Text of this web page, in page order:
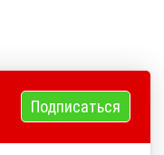
Подписаться